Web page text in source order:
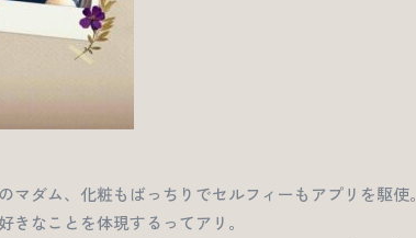
マダム、化粧もばっちりでセルフィーもアプリを駆使。
きなことを体現するってアリ。